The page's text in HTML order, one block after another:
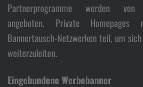
Partnerprogramme werden von
angeboten. Private
Bannertausch-Netzwerken teil, um
weiterzuleiten.
Eingebundene Werbebanner